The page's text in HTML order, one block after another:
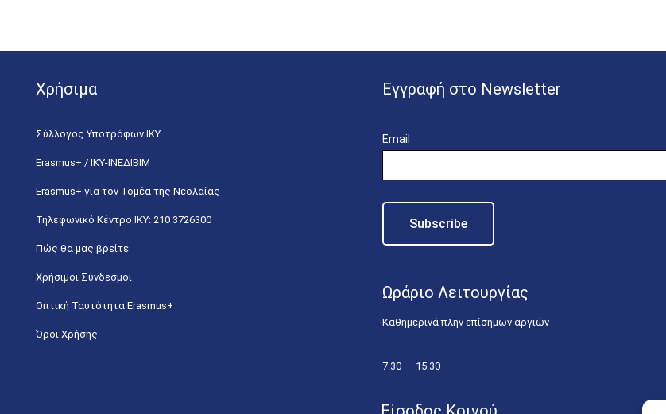
Χρήσιμα
Σύλλογος Υποτρόφων ΙΚΥ
Erasmus+ / ΙΚΥ-ΙΝΕΔΙΒΙΜ
Erasmus+ για τον Τομέα της Νεολαίας
Τηλεφωνικό Κέντρο IKY: 210 3726300
Πώς θα μας βρείτε
Χρήσιμοι Σύνδεσμοι
Οπτική Ταυτότητα Erasmus+
Όροι Χρήσης
Εγγραφή στο Newsletter
Email
Ωράριο Λειτουργίας
Καθημερινά πλην επίσημων αργιών
7.30 – 15.30